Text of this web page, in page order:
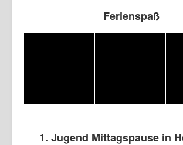
Ferienspaß
1. Jugend Mittagspause in